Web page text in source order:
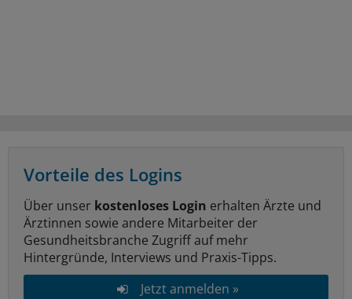
Vorteile des Logins
Über unser kostenloses Login erhalten Ärzte und
Ärztinnen sowie andere Mitarbeiter der
Gesundheitsbranche Zugriff auf mehr
Hintergründe, Interviews und Praxis-Tipps.
Jetzt anmelden »